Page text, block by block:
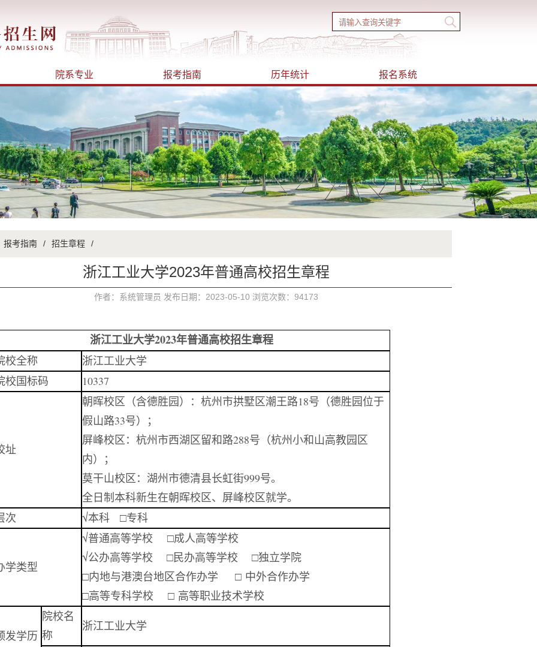
院系专业 报考指南 历年统计 报名系统
报考指南 / 招生章程 /
浙江工业大学2023年普通高校招生章程
作者：系统管理员 发布日期：2023-05-10 浏览次数： 94173
浙江工业大学2023年普通高校招生章程
校全称
浙江工业大学
校国标码
10337
址
朝晖校区（含德胜园）：杭州市拱墅区潮王路18号（德胜园位于
假山路33号）；
屏峰校区：杭州市西湖区留和路288号（杭州小和山高教园区
内）；
莫干山校区：湖州市德清县长虹街999号。
全日制本科新生在朝晖校区、屏峰校区就学。
次
√本科 □专科
学类型
√普通高等学校 □成人高等学校
√公办高等学校 □民办高等学校 □独立学院
□内地与港澳台地区合作办学 □ 中外合作办学
□高等专科学校 □ 高等职业技术学校
发学历
院校名
称
浙江工业大学